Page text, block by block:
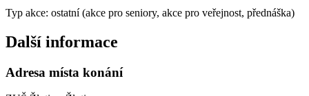
Typ akce: ostatní (akce pro seniory, akce pro veřejnost, přednáška)
Další informace
Adresa místa konání